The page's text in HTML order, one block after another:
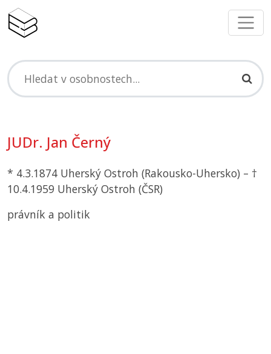
JUDr. Jan Černý
* 4.3.1874 Uherský Ostroh (Rakousko-Uhersko) – †
10.4.1959 Uherský Ostroh (ČSR)
právník a politik